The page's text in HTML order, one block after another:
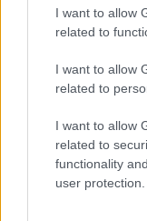
I want to allow
related to
I want to allow
related to
I want to allow
related to
functionality
user protection.
Nem szeretne
legfrissebb
A SZOL24